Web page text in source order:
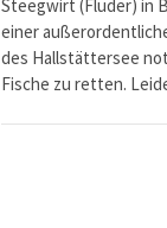
Steegwirt (Fluder) in
einer
des Hallstättersee
Fische zu retten.